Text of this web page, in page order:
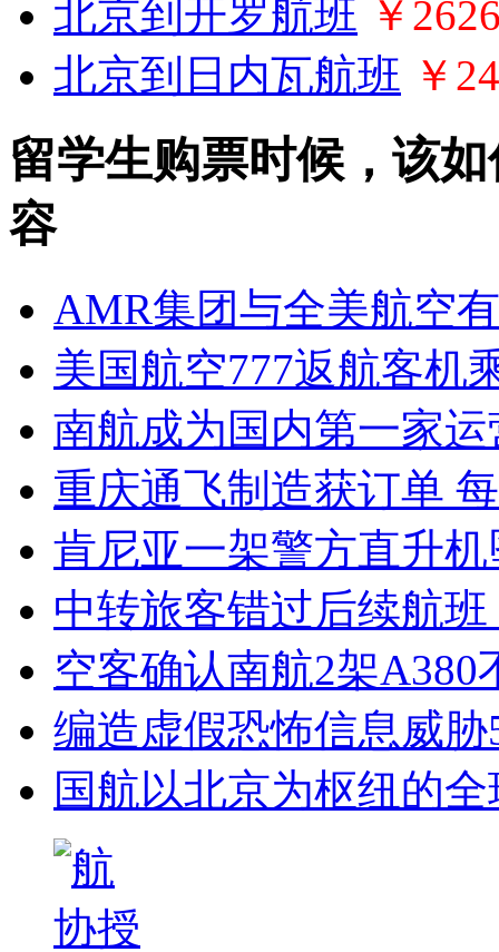
北京到开罗航班 ￥
北京到日内瓦航班 ￥
留学生购票时候，该
容
AMR集团与全美航空
美国航空777返航客机
南航成为国内第一家
重庆通飞制造获订单
肯尼亚一架警方直升
中转旅客错过后续航
空客确认南航2架A380
编造虚假恐怖信息威
国航以北京为枢纽的